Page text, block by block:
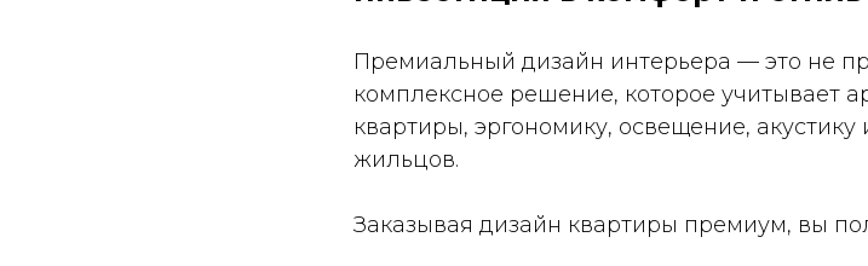
Премиальный дизайн интерьера — это не
комплексное решение, которое учитывает
квартиры, эргономику, освещение,
жильцов.
Заказывая дизайн квартиры премиум, вы